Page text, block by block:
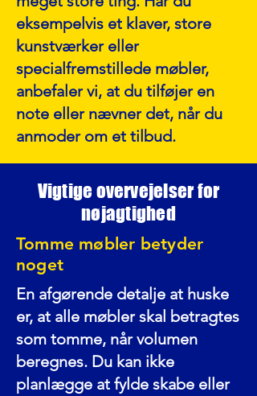
eksempelvis et klaver, store
kunstværker eller
specialfremstillede møbler,
anbefaler vi, at du tilføjer en
note eller nævner det, når du
anmoder om et tilbud.
Vigtige overvejelser for
nøjagtighed
Tomme møbler betyder
noget
En afgørende detalje at huske
er, at alle møbler skal betragtes
som tomme, når volumen
beregnes. Du kan ikke
planlægge at fylde skabe eller